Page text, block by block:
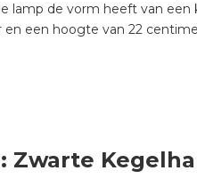
lamp de vorm heeft van
een hoogte van 22
Zwarte